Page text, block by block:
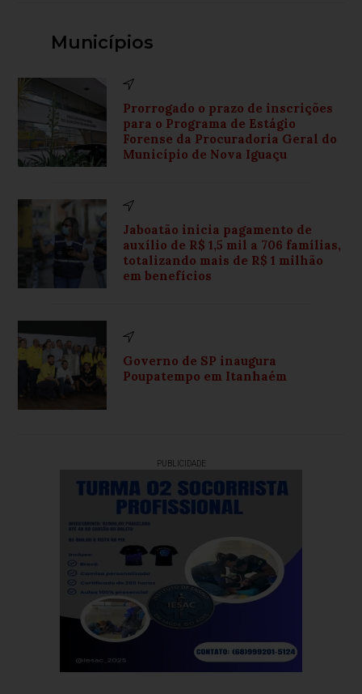
Municípios
Prorrogado o prazo de inscrições
para o Programa de Estágio
Forense da Procuradoria Geral do
Município de Nova Iguaçu
Jaboatão inicia pagamento de
auxílio de R$ 1,5 mil a 706 famílias,
totalizando mais de R$ 1 milhão
em benefícios
Governo de SP inaugura
Poupatempo em Itanhaém
PUBLICIDADE